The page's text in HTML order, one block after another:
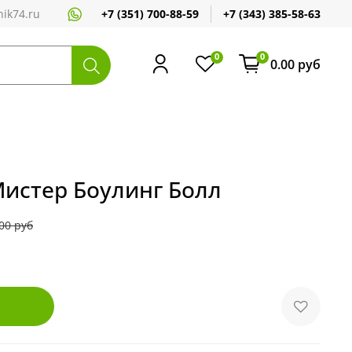
+7 (351) 700-88-59 +7 (343) 385-58-63
0 0 0.00 руб
Боулинг Болл
руб